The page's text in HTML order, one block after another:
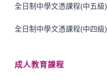
全日制中學文憑課程(中五級)
全日制中學文憑課程(中四級)
成人教育課程